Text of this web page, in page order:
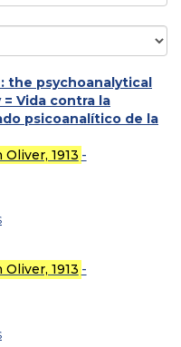
the psychoanalytical
Vida contra la
psicoanalítico de la
1913 -
1913 -